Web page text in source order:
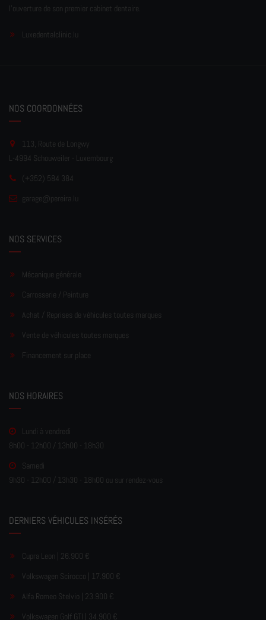
l'ouverture de son premier cabinet dentaire.
Luxedentalclinic.lu
NOS COORDONNÉES
113, Route de Longwy
L-4994 Schouweiler - Luxembourg
(+352) 584 384
garage@pereira.lu
NOS SERVICES
Mécanique générale
Carrosserie / Peinture
Achat / Reprises de véhicules toutes marques
Vente de véhicules toutes marques
Financement sur place
NOS HORAIRES
Lundi à vendredi
8h00 - 12h00 / 13h00 - 18h30
Samedi
9h30 - 12h00 / 13h30 - 18h00 ou sur rendez-vous
DERNIERS VÉHICULES INSÉRÉS
Cupra Leon | 26.900 €
Volkswagen Scirocco | 17.900 €
Alfa Romeo Stelvio | 23.900 €
Volkswagen Golf GTI | 34.900 €